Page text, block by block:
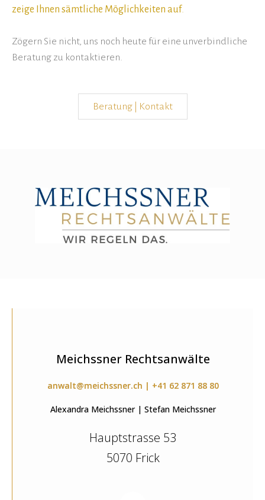
zeige Ihnen sämtliche Möglichkeiten auf.
Zögern Sie nicht, uns noch heute für eine unverbindliche
Beratung zu kontaktieren.
Beratung | Kontakt
Meichssner Rechtsanwälte
anwalt@meichssner.ch | +41 62 871 88 80
Alexandra Meichssner | Stefan Meichssner
Hauptstrasse 53
5070 Frick